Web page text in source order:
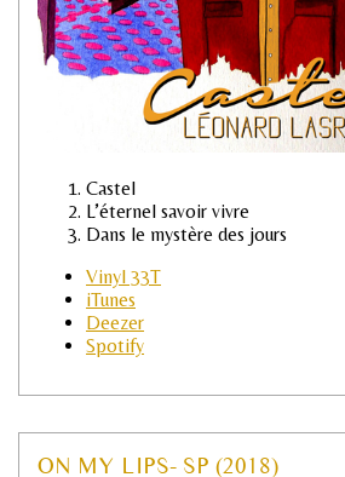
Castel
L’éternel savoir vivre
Dans le mystère des jours
Vinyl 33T
iTunes
Deezer
Spotify
ON MY LIPS- SP (2018)